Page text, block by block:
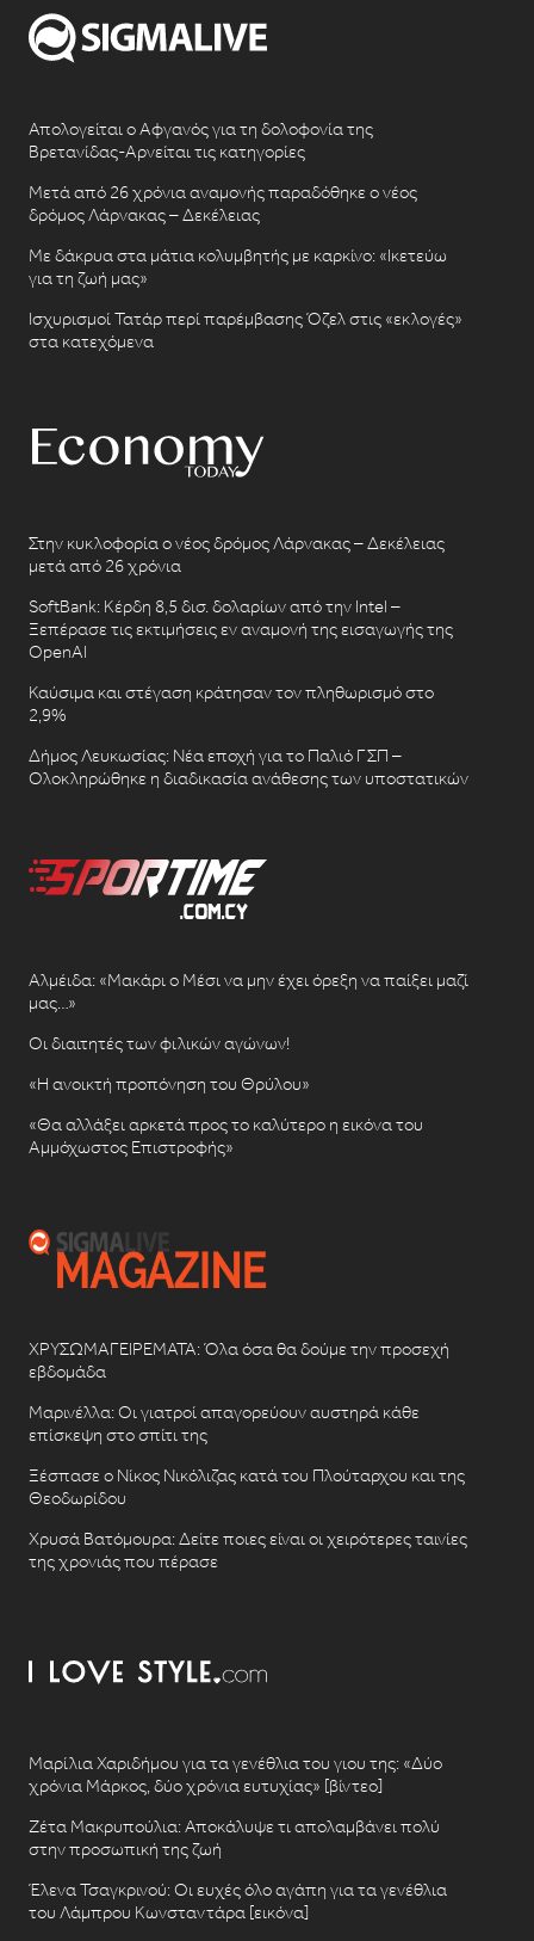
Απολογείται ο Αφγανός για τη δολοφονία της
Βρετανίδας-Αρνείται τις κατηγορίες
Μετά από 26 χρόνια αναμονής παραδόθηκε ο νέος
δρόμος Λάρνακας – Δεκέλειας
Με δάκρυα στα μάτια κολυμβητής με καρκίνο: «Ικετεύω
για τη ζωή μας»
Ισχυρισμοί Τατάρ περί παρέμβασης Όζελ στις «εκλογές»
στα κατεχόμενα
Στην κυκλοφορία ο νέος δρόμος Λάρνακας – Δεκέλειας
μετά από 26 χρόνια
SoftBank: Κέρδη 8,5 δισ. δολαρίων από την Intel –
Ξεπέρασε τις εκτιμήσεις εν αναμονή της εισαγωγής της
OpenAI
Καύσιμα και στέγαση κράτησαν τον πληθωρισμό στο
2,9%
Δήμος Λευκωσίας: Νέα εποχή για το Παλιό ΓΣΠ –
Ολοκληρώθηκε η διαδικασία ανάθεσης των υποστατικών
Αλμέιδα: «Μακάρι ο Μέσι να μην έχει όρεξη να παίξει μαζί
μας…»
Οι διαιτητές των φιλικών αγώνων!
«Η ανοικτή προπόνηση του Θρύλου»
«Θα αλλάξει αρκετά προς το καλύτερο η εικόνα του
Αμμόχωστος Επιστροφής»
ΧΡΥΣΩΜΑΓΕΙΡΕΜΑΤΑ: Όλα όσα θα δούμε την προσεχή
εβδομάδα
Μαρινέλλα: Οι γιατροί απαγορεύουν αυστηρά κάθε
επίσκεψη στο σπίτι της
Ξέσπασε ο Νίκος Νικόλιζας κατά του Πλούταρχου και της
Θεοδωρίδου
Χρυσά Βατόμουρα: Δείτε ποιες είναι οι χειρότερες ταινίες
της χρονιάς που πέρασε
Μαρίλια Χαριδήμου για τα γενέθλια του γιου της: «Δύο
χρόνια Μάρκος, δύο χρόνια ευτυχίας» [βίντεο]
Ζέτα Μακρυπούλια: Αποκάλυψε τι απολαμβάνει πολύ
στην προσωπική της ζωή
Έλενα Τσαγκρινού: Οι ευχές όλο αγάπη για τα γενέθλια
του Λάμπρου Κωνσταντάρα [εικόνα]